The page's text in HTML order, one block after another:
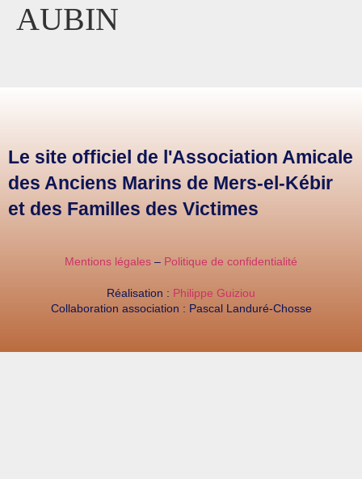
AUBIN
Le site officiel de l'Association Amicale
des Anciens Marins de Mers-el-Kébir
et des Familles des Victimes
Mentions légales – Politique de confidentialité
Réalisation : Philippe Guiziou
Collaboration association : Pascal Landuré-Chosse